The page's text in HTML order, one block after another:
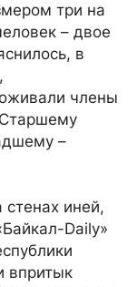
три на
– двое
в
члены
–
иней,
Daily»
впритык